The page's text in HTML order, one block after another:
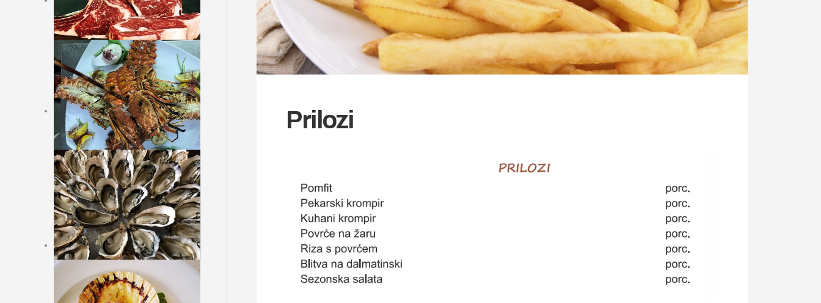
Prilozi
Prilozi
Slatka jela
Online Reservation